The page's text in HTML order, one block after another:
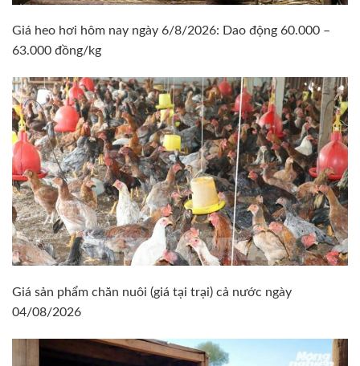
Giá heo hơi hôm nay ngày 6/8/2026: Dao động 60.000 –
63.000 đồng/kg
Giá sản phẩm chăn nuôi (giá tại trại) cả nước ngày
04/08/2026